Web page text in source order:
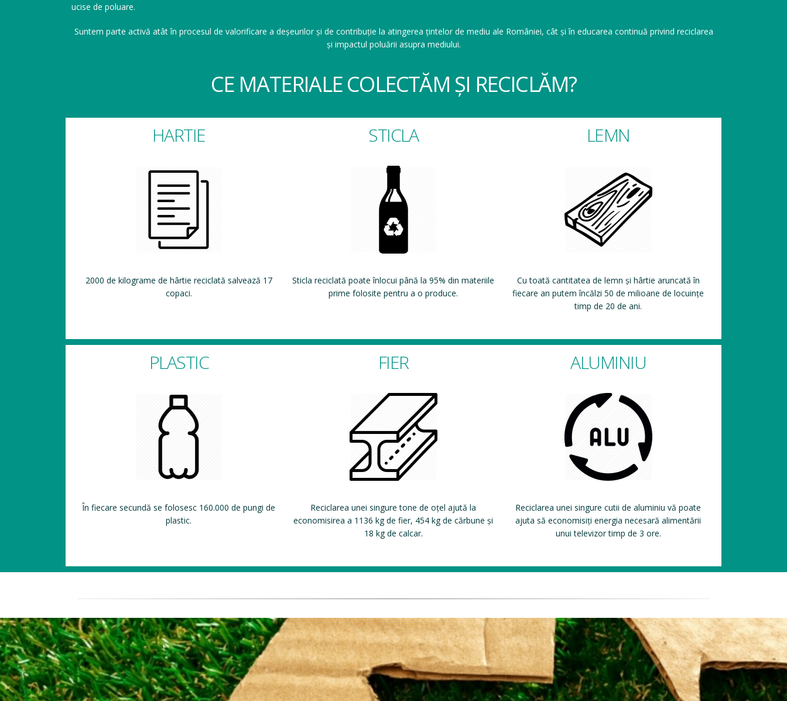
ucise de poluare.
Suntem parte activă atât în procesul de valorificare a deșeurilor și de contribuție la atingerea țintelor de mediu ale României, cât și în educarea continuă privind reciclarea
și impactul poluării asupra mediului.
CE MATERIALE COLECTĂM ȘI RECICLĂM?
HARTIE
2000 de kilograme de hârtie reciclată salvează 17
copaci.
STICLA
Sticla reciclată poate înlocui până la 95% din materiile
prime folosite pentru a o produce.
LEMN
Cu toată cantitatea de lemn și hârtie aruncată în
fiecare an putem încălzi 50 de milioane de locuințe
timp de 20 de ani.
PLASTIC
În fiecare secundă se folosesc 160.000 de pungi de
plastic.
FIER
Reciclarea unei singure tone de oțel ajută la
economisirea a 1136 kg de fier, 454 kg de cărbune și
18 kg de calcar.
ALUMINIU
Reciclarea unei singure cutii de aluminiu vă poate
ajuta să economisiți energia necesară alimentării
unui televizor timp de 3 ore.